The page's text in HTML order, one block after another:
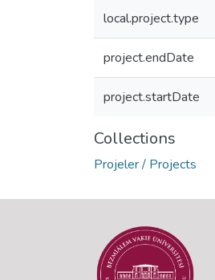
local.project.type
project.endDate
project.startDate
Collections
Projeler / Projects